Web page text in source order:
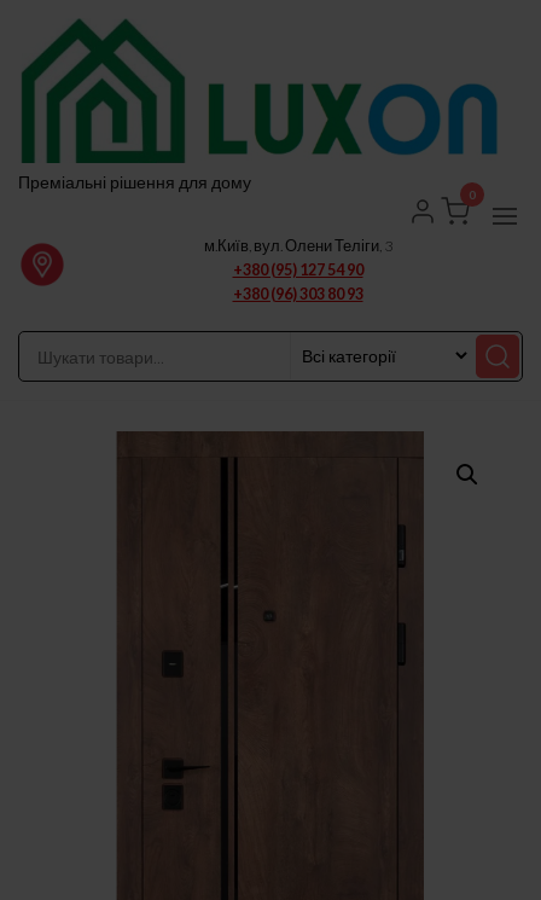
Перейти
вмісту
Преміальні рішення для дому
м.Київ, вул. Олени Теліги, 3
+380 (95) 127 54 90
+380 (96) 303 80 93
0